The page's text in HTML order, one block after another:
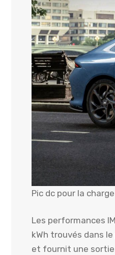
Pic dc pour la
Les performances
kWh trouvés dans
et fournit une sortie